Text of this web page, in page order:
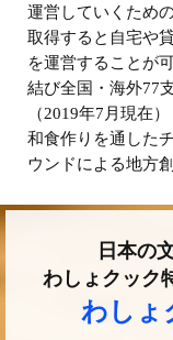
運営していくため
取得すると自宅や
を運営することが
結び全国・海外77
（2019年7月現在）
和食作りを通した
ウンドによる地方
日本の
わしょクック
わしょ